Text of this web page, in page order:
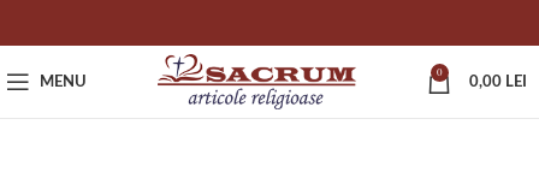
MENU
0
0,00 LEI